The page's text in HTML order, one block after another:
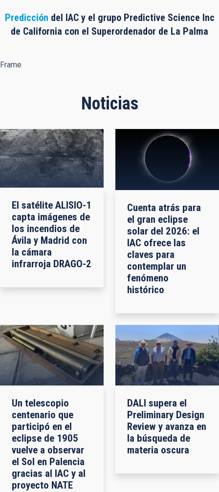
Predicción del IAC y el grupo Predictive Science Inc
de California con el Superordenador de La Palma
Frame
Noticias
El satélite ALISIO-1
capta imágenes de
los incendios de
Ávila y Madrid con
la cámara
infrarroja DRAGO-2
Cuenta atrás para
el gran eclipse
solar del 2026: el
IAC ofrece las
claves para
contemplar un
fenómeno
histórico
Un telescopio
centenario que
participó en el
eclipse de 1905
vuelve a observar
el Sol en Palencia
gracias al IAC y al
proyecto NATE
DALI supera el
Preliminary Design
Review y avanza en
la búsqueda de
materia oscura